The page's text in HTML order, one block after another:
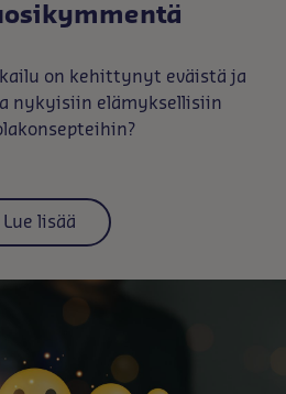
on kehittynyt eväistä ja
nykyisiin elämyksellisiin
Lue lisää